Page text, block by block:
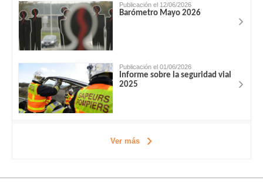
Publicación el 12/06/2026
Barómetro Mayo 2026
Publicación el 01/06/2026
Informe sobre la seguridad vial
2025
Ver más